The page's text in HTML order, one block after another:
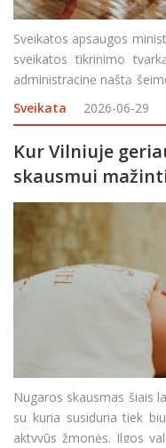
Sveikatos apsaugos
sveikatos tikrinimo
administracinę naštą
ir aiškiau atskirti,
sporto medicinos
Sveikata 2026-06-29
Kur Vilniuje
skausmui
Nugaros skausmas šiais
su kuria susiduria tiek
aktyvūs žmonės. Ilgos